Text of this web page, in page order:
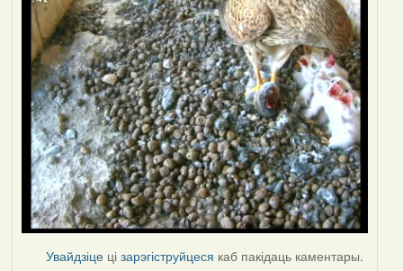
Увайдзіце цізарэгіструйцеся каб пакідаць каментары.